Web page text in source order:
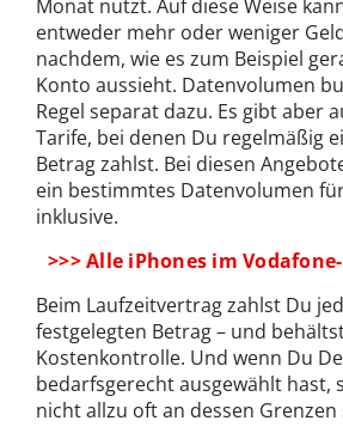
Monat nutzt. Auf diese Weise
entweder mehr oder weniger
nachdem, wie es zum Beispiel
Konto aussieht. Datenvolumen
Regel separat dazu. Es gibt aber
Tarife, bei denen Du regelmäßig
Betrag zahlst. Bei diesen
ein bestimmtes Datenvolumen
inklusive.
>>> Alle iPhones im
Beim Laufzeitvertrag zahlst Du
festgelegten Betrag – und
Kostenkontrolle. Und wenn Du
bedarfsgerecht ausgewählt hast,
nicht allzu oft an dessen Grenzen